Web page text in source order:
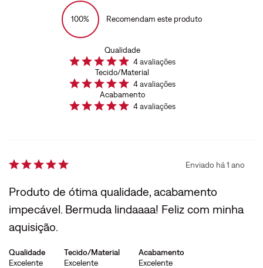
100% Recomendam este produto
Qualidade
4avaliações
Tecido/Material
4avaliações
Acabamento
4avaliações
Enviado há1 ano
Produto de ótima qualidade, acabamento
impecável. Bermuda lindaaaa! Feliz com minha
aquisição.
Qualidade
Excelente
Tecido/Material
Excelente
Acabamento
Excelente